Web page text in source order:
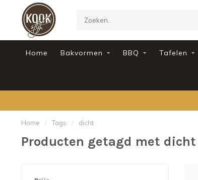
Home Bakvormen BBQ Tafelen
Home / Tags / dicht
Producten getagd met dicht